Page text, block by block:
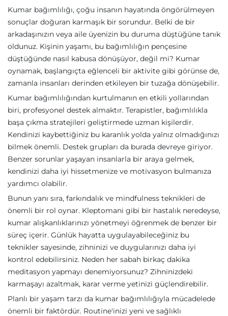
Kumar bağımlılığı, çoğu insanın hayatında öngörülmeyen
sonuçlar doğuran karmaşık bir sorundur. Belki de bir
arkadaşınızın veya aile üyenizin bu duruma düştüğüne tanık
oldunuz. Kişinin yaşamı, bu bağımlılığın pençesine
düştüğünde nasıl kabusa dönüşüyor, değil mi? Kumar
oynamak, başlangıçta eğlenceli bir aktivite gibi görünse de,
zamanla insanları derinden etkileyen bir tuzağa dönüşebilir.
Kumar bağımlılığından kurtulmanın en etkili yollarından
biri, profesyonel destek almaktır. Terapistler, bağımlılıkla
başa çıkma stratejileri geliştirmede uzman kişilerdir.
Kendinizi kaybettiğiniz bu karanlık yolda yalnız olmadığınızı
bilmek önemli. Destek grupları da burada devreye giriyor.
Benzer sorunlar yaşayan insanlarla bir araya gelmek,
kendinizi daha iyi hissetmenize ve motivasyon bulmanıza
yardımcı olabilir.
Bunun yanı sıra, farkındalık ve mindfulness teknikleri de
önemli bir rol oynar. Kleptomani gibi bir hastalık neredeyse,
kumar alışkanlıklarınızı yönetmeyi öğrenmek de benzer bir
süreç içerir. Günlük hayatta uygulayabileceğiniz bu
teknikler sayesinde, zihninizi ve duygularınızı daha iyi
kontrol edebilirsiniz. Neden her sabah birkaç dakika
meditasyon yapmayı denemiyorsunuz? Zihninizdeki
karmaşayı azaltmak, karar verme yetinizi güçlendirebilir.
Planlı bir yaşam tarzı da kumar bağımlılığıyla mücadelede
önemli bir faktördür. Routine'inizi yeni ve sağlıklı